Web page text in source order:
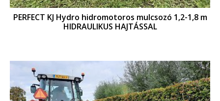
PERFECT KJ Hydro hidromotoros mulcsozó 1,2-1,8 m
HIDRAULIKUS HAJTÁSSAL